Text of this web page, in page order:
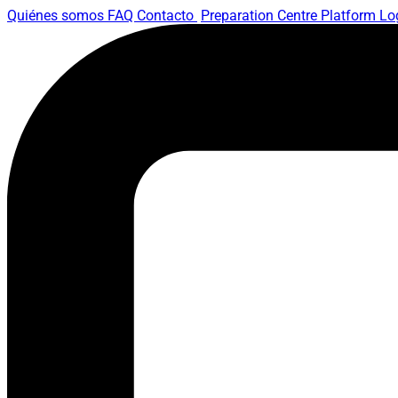
Quiénes somos FAQ Contacto Preparation Centre Platform